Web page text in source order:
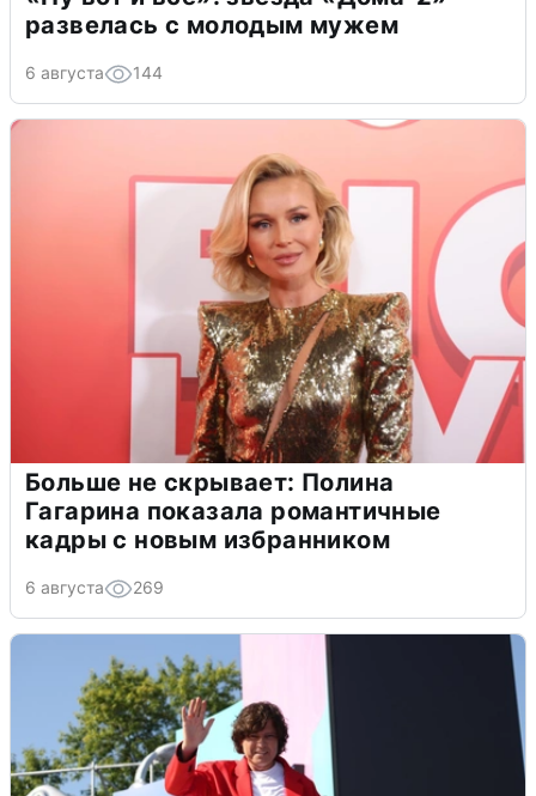
развелась с молодым мужем
6 августа 144
Больше не скрывает: Полина
Гагарина показала романтичные
кадры с новым избранником
6 августа 269